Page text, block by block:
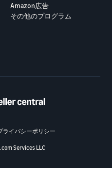
Amazon広告
その他のプログラム
ライバシーポリシー
Services LLC